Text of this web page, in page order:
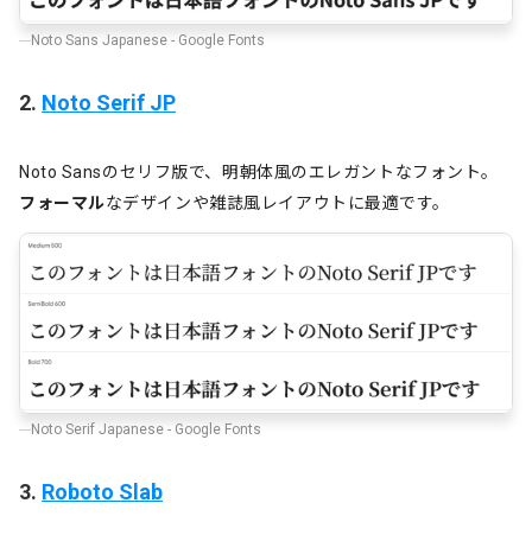
Noto Sans Japanese - Google Fonts
2. Noto Serif JP
Noto Sansのセリフ版で、明朝体風のエレガントなフォント。
フォーマルなデザインや雑誌風レイアウトに最適です。
Noto Serif Japanese - Google Fonts
3. Roboto Slab